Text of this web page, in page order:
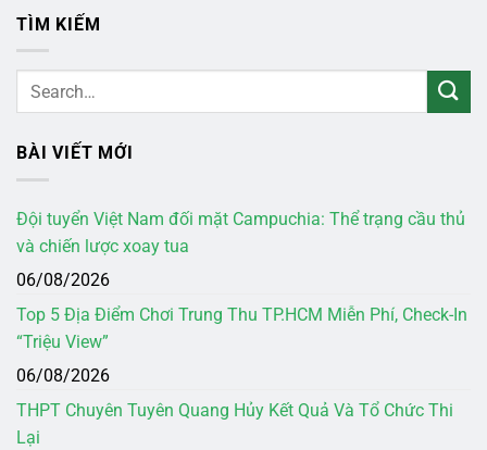
TÌM KIẾM
BÀI VIẾT MỚI
Đội tuyển Việt Nam đối mặt Campuchia: Thể trạng cầu thủ
và chiến lược xoay tua
06/08/2026
Top 5 Địa Điểm Chơi Trung Thu TP.HCM Miễn Phí, Check-In
“Triệu View”
06/08/2026
THPT Chuyên Tuyên Quang Hủy Kết Quả Và Tổ Chức Thi
Lại